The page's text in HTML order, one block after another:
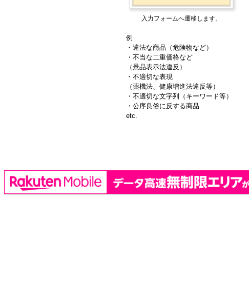
入力フォームへ遷移します。
例
・違法な商品（危険物など）
・不当な二重価格など
（景品表示法違反）
・不適切な表現
（薬機法、健康増進法違反等）
・不適切な文字列（キーワード等）
・公序良俗に反する商品
etc.